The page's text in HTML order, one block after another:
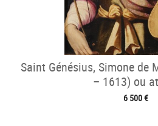
Saint Génésius, Simone de
– 1613) ou
6 500 €